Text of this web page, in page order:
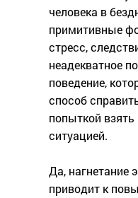
человека в
примитивные
стресс,
неадекватное
поведение,
способ
попыткой
ситуацией.
Да, нагнетание
приводит к